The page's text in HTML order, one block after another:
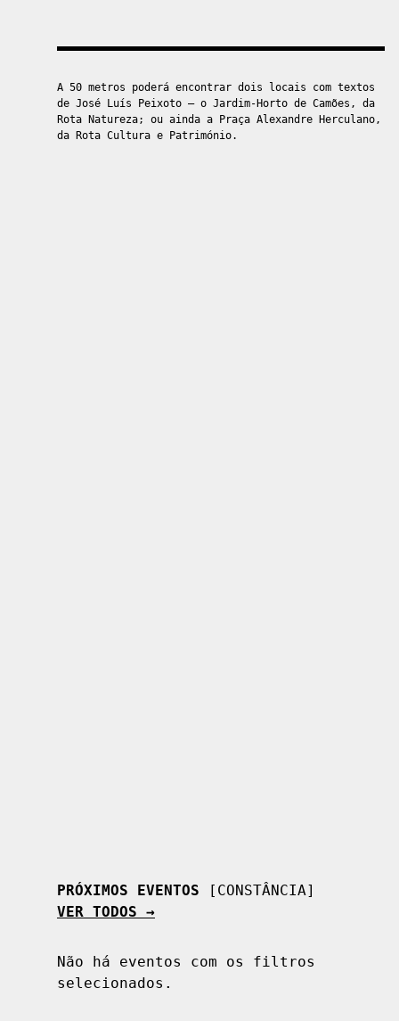
A 50 metros poderá encontrar dois locais com textos
de José Luís Peixoto – o Jardim-Horto de Camões, da
Rota Natureza; ou ainda a Praça Alexandre Herculano,
da Rota Cultura e Património.
PRÓXIMOS EVENTOS
[CONSTÂNCIA]
VER TODOS →
Não há eventos com os filtros
selecionados.